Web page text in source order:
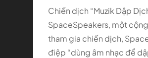
Chiến dịch “Muzik Dập
SpaceSpeakers, một
tham gia chiến dịch,
điệp “dùng âm nhạc để